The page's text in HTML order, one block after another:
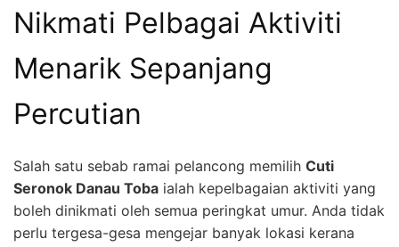
Nikmati Pelbagai Aktiviti
Menarik Sepanjang
Percutian
Salah satu sebab ramai pelancong memilih Cuti
Seronok Danau Toba ialah kepelbagaian aktiviti yang
boleh dinikmati oleh semua peringkat umur. Anda tidak
perlu tergesa-gesa mengejar banyak lokasi kerana